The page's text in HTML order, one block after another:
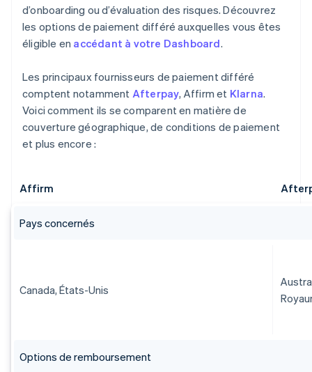
d’onboarding ou d’évaluation des risques. Découvrez
les options de paiement différé auxquelles vous êtes
éligible en accédant à votre Dashboard.
Les principaux fournisseurs de paiement différé
comptent notamment Afterpay, Affirm et Klarna.
Voici comment ils se comparent en matière de
couverture géographique, de conditions de paiement
et plus encore :
Affirm
Pays concernés
Canada, États-Unis
Options de remboursement